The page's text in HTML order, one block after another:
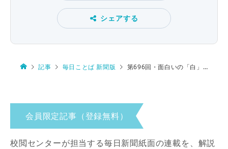
シェアする
記事 毎日ことば 新聞版 第696回・面白いの「白」 由来は…
会員限定記事（登録無料）
校閲センターが担当する毎日新聞紙面の連載を、解説